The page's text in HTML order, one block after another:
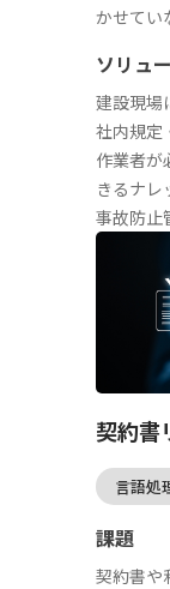
かせてい
ソリュ
建設現場
社内規定
作業者が
きるナレ
事故防止
契約書
言語処
課題
契約書や